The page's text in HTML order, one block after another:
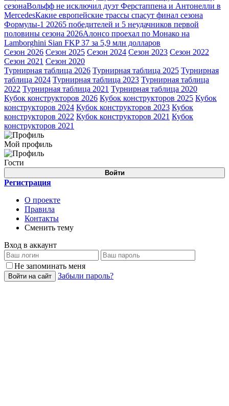
сезонаВольфф не исключил дуэт Ферстаппена и Антонелли в
MercedesКакие европейские трассы спасут финал сезона
Формулы-1 20265 победителей и 5 неудачников первой
половины сезона 2026Алонсо проехал по Монако на
Lamborghini Sian FKP 37 за 5,9 млн долларов
Сезон 2026 Сезон 2025 Сезон 2024 Сезон 2023 Сезон 2022
Сезон 2021 Сезон 2020
Турнирная таблица 2026 Турнирная таблица 2025 Турнирная
таблица 2024 Турнирная таблица 2023 Турнирная таблица
2022 Турнирная таблица 2021 Турнирная таблица 2020
Кубок конструкторов 2026 Кубок конструкторов 2025 Кубок
конструкторов 2024 Кубок конструкторов 2023 Кубок
конструкторов 2022 Кубок конструкторов 2021 Кубок
конструкторов 2021
Мой профиль
Гости
Войти
Регистрация
О проекте
Правила
Контакты
Сменить тему
Вход в аккаунт
Не запоминать меня
Войти на сайт Забыли пароль?